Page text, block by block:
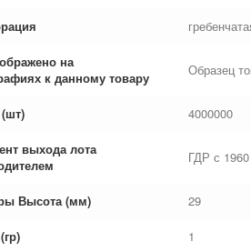
на
к данному товару
Образец
4000000
выхода лота
ГДР с
Высота (мм) 29
1